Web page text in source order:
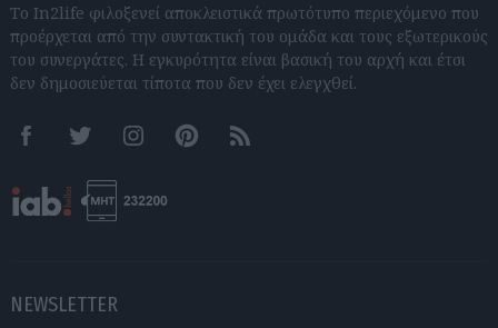
Το In2life φιλοξενεί αποκλειστικά πρωτότυπο περιεχόμενο που
προέρχεται από την συντακτική του ομάδα και τους εξωτερικούς
του συνεργάτες. Η εγκυρότητα είναι βασική του αρχή και έτσι
δεν δημοσιεύεται τίποτα που δεν έχει ελεγχθεί.
FacebookTwitter InstagramPinterestRSS feeds
NEWSLETTER